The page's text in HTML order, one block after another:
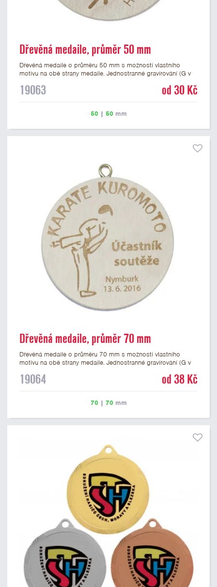
Dřevěná medaile, průměr 50 mm
Dřevěná medaile o průměru 50 mm s možností vlastního
motivu na obě strany medaile. Jednostranné gravírování (G v
kódu) je v ceně. Medaili můžete doplnit o vhodnou stužku
19063 od 30 Kč
50| 50mm
Dřevěná medaile, průměr 70 mm
Dřevěná medaile o průměru 70 mm s možností vlastního
motivu na obě strany medaile. Jednostranné gravírování (G v
kódu) je v ceně. Medaili můžete doplnit o vhodnou stužku
19064 od 38 Kč
70| 70mm